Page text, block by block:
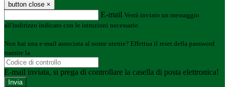
button close ×
E-mail Verrà inviato un messaggio
all'indirizzo indicato con le istruzioni necessarie.
Non hai una e-mail associata al nome utente? Effettua il reset della password
tramite la
E-mail inviata, si prega di controllare la casella di posta elettronica!